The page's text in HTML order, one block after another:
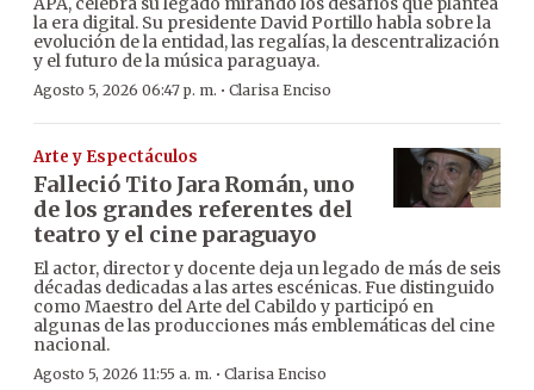
la era digital. Su presidente David Portillo habla sobre la
evolución de la entidad, las regalías, la descentralización
y el futuro de la música paraguaya.
Agosto 5, 2026 06:47 p. m. · Clarisa Enciso
Arte y Espectáculos
Falleció Tito Jara Román, uno
de los grandes referentes del
teatro y el cine paraguayo
El actor, director y docente deja un legado de más de seis
décadas dedicadas a las artes escénicas. Fue distinguido
como Maestro del Arte del Cabildo y participó en
algunas de las producciones más emblemáticas del cine
nacional.
Agosto 5, 2026 11:55 a. m. · Clarisa Enciso